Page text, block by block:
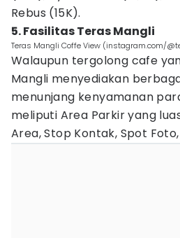
Rebus (15K).
5. Fasilitas Teras Mangli
Teras Mangli Coffe View (instagram.com/
Walaupun tergolong cafe
Mangli menyediakan
menunjang kenyamanan
meliputi Area Parkir yang
Area, Stop Kontak, Spot